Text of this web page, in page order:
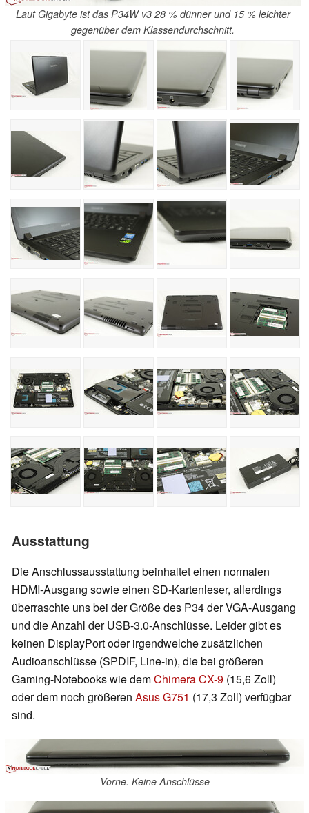
Laut Gigabyte ist das P34W v3 28 % dünner und 15 % leichter
gegenüber dem Klassendurchschnitt.
Ausstattung
Die Anschlussausstattung beinhaltet einen normalen
HDMI-Ausgang sowie einen SD-Kartenleser, allerdings
überraschte uns bei der Größe des P34 derVGA-Ausgang
und die Anzahl der USB-3.0-Anschlüsse. Leider gibt es
keinen DisplayPort oder irgendwelche zusätzlichen
Audioanschlüsse (SPDIF, Line-in), die bei größeren
Gaming-Notebooks wie demChimera CX-9 (15,6 Zoll)
oder dem noch größeren Asus G751 (17,3 Zoll) verfügbar
sind.
Vorne. Keine Anschlüsse